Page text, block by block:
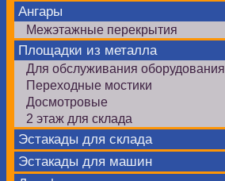
Ангары
Межэтажные перекрытия
Площадки из металла
Для обслуживания оборудования
Переходные мостики
Досмотровые
2 этаж для склада
Эстакады для склада
Эстакады для машин